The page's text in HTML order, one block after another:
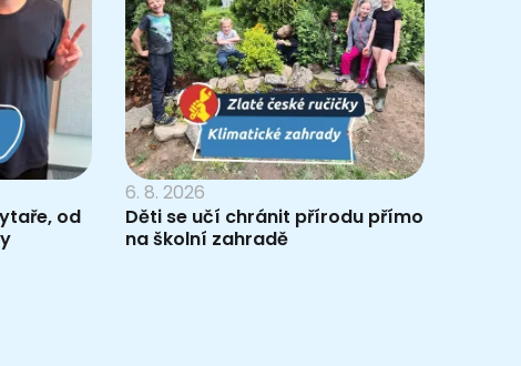
od
6. 8. 2026
Děti se učí chránit přírodu přímo
na školní zahradě